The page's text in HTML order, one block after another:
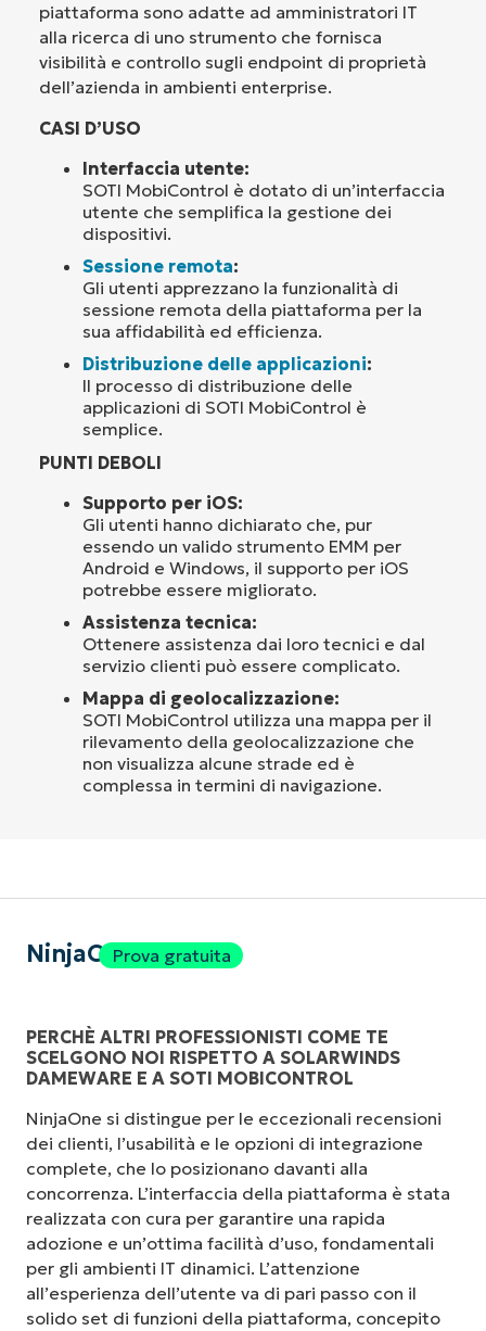
piattaforma sono adatte ad amministratori IT
alla ricerca di uno strumento che fornisca
visibilità e controllo sugli endpoint di proprietà
dell’azienda in ambienti enterprise.
CASI D’USO
Interfaccia utente:
SOTI MobiControl è dotato di un’interfaccia
utente che semplifica la gestione dei
dispositivi.
Sessione remota:
Gli utenti apprezzano la funzionalità di
sessione remota della piattaforma per la
sua affidabilità ed efficienza.
Distribuzione delle applicazioni:
Il processo di distribuzione delle
applicazioni di SOTI MobiControl è
semplice.
PUNTI DEBOLI
Supporto per iOS:
Gli utenti hanno dichiarato che, pur
essendo un valido strumento EMM per
Android e Windows, il supporto per iOS
potrebbe essere migliorato.
Assistenza tecnica:
Ottenere assistenza dai loro tecnici e dal
servizio clienti può essere complicato.
Mappa di geolocalizzazione:
SOTI MobiControl utilizza una mappa per il
rilevamento della geolocalizzazione che
non visualizza alcune strade ed è
complessa in termini di navigazione.
NinjaOneProva gratuita
PERCHÈ ALTRI PROFESSIONISTI COME TE
SCELGONO NOI RISPETTO A SOLARWINDS
DAMEWARE E A SOTI MOBICONTROL
NinjaOne si distingue per le eccezionali recensioni
dei clienti, l’usabilità e le opzioni di integrazione
complete, che lo posizionano davanti alla
concorrenza. L’interfaccia della piattaforma è stata
realizzata con cura per garantire una rapida
adozione e un’ottima facilità d’uso, fondamentali
per gli ambienti IT dinamici. L’attenzione
all’esperienza dell’utente va di pari passo con il
solido set di funzioni della piattaforma, concepito